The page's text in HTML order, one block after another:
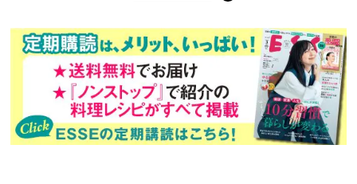
次回予告
年間定期購読
バックナンバー